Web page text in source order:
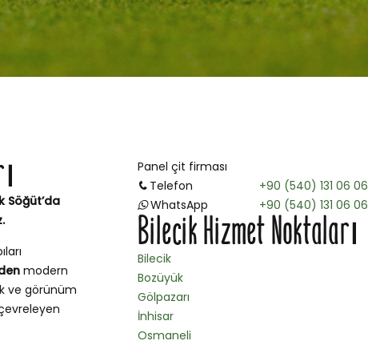
Panel çit firması
Telefon
+90 (540) 131 06 06
WhatsApp
+90 (540) 131 06 06
Bilecik Hizmet Noktaları
Bilecik
Bozüyük
Gölpazarı
İnhisar
Osmaneli
Söğüt’da
modern
ve görünüm